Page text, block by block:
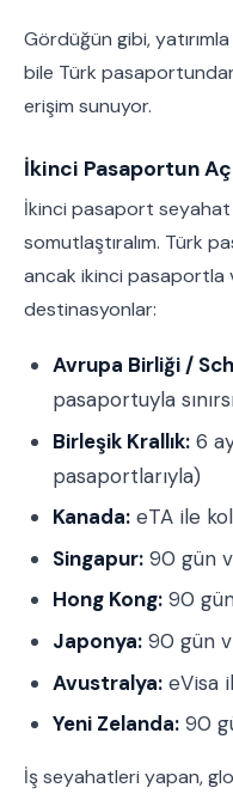
Gördüğün gibi,
bile Türk
erişim sunuyor.
İkinci Pasaportun
İkinci pasaport seyahat
somutlaştıralım. Türk
ancak ikinci pasaportla
destinasyonlar:
Avrupa Birliği /
pasaportuyla
Birleşik Krallık: 6
pasaportlarıyla)
Kanada: eTA ile
Singapur: 90 gün
Hong Kong: 90
Japonya: 90 gün
Avustralya: eVisa
Yeni Zelanda: 90
İş seyahatleri yapan,